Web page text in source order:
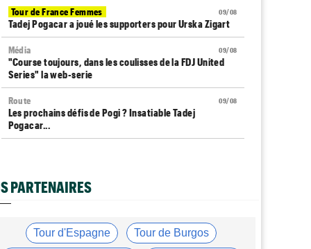
09/08
Tour de France Femmes
Tadej Pogacar a joué les supporters pour Urska Zigart
09/08
Média
"Course toujours, dans les coulisses de la FDJ United
Series" la web-serie
09/08
Route
Les prochains défis de Pogi ? Insatiable Tadej
Pogacar...
Tour de France Femmes
Gery"
PARTENAIRES
Tour d'Espagne Tour de Burgos